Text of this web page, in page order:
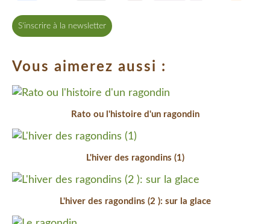
S'inscrire à la newsletter
Vous aimerez aussi :
Rato ou l'histoire d'un ragondin
L'hiver des ragondins (1)
L'hiver des ragondins (2 ): sur la glace